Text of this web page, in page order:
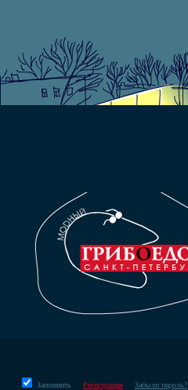
Запомнить Регистрация Забыли пароль?